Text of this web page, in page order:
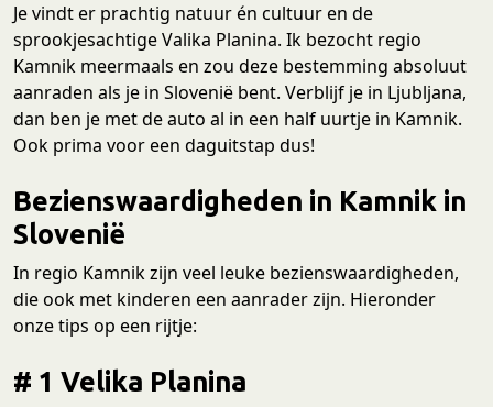
Je vindt er prachtig natuur én cultuur en de
sprookjesachtige Valika Planina. Ik bezocht regio
Kamnik meermaals en zou deze bestemming absoluut
aanraden als je in Slovenië bent. Verblijf je in Ljubljana,
dan ben je met de auto al in een half uurtje in Kamnik.
Ook prima voor een daguitstap dus!
Bezienswaardigheden in Kamnik in
Slovenië
In regio Kamnik zijn veel leuke bezienswaardigheden,
die ook met kinderen een aanrader zijn. Hieronder
onze tips op een rijtje:
# 1 Velika Planina